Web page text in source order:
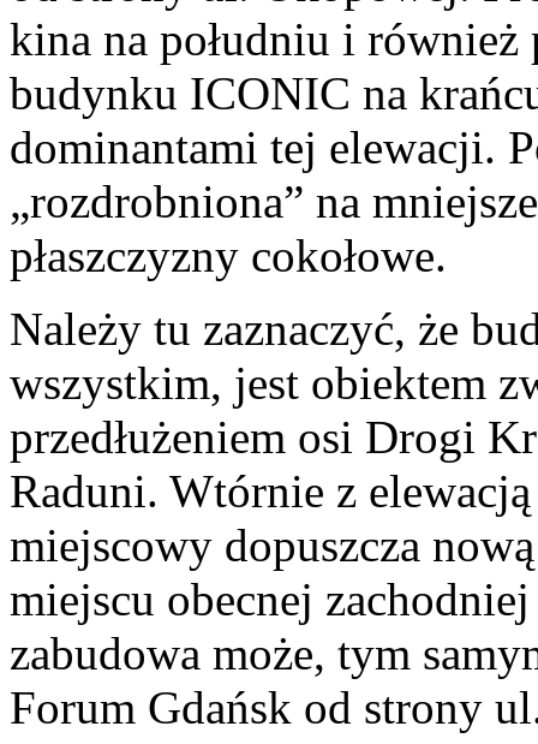
kina na południu i również
budynku ICONIC na
dominantami tej elewacji.
„rozdrobniona” na
płaszczyzny cokołowe.
Należy tu zaznaczyć, że
wszystkim, jest obiektem
przedłużeniem osi Drogi
Raduni. Wtórnie z
miejscowy dopuszcza
miejscu obecnej
zabudowa może, tym
Forum Gdańsk od strony